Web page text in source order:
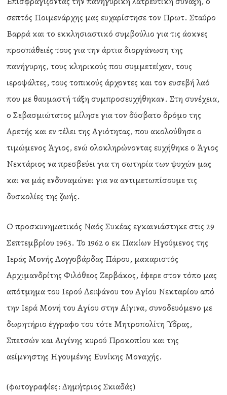
σεπτός Ποιμενάρχης μας ευχαρίστησε τον Πρωτ. Σταύρο
Βαρρά και το εκκλησιαστικό συμβούλιο για τις άοκνες
προσπάθειές τους για την άρτια διοργάνωση της
πανήγυρης, τους κληρικούς που συμμετείχαν, τους
ιεροψάλτες, τους τοπικούς άρχοντες και τον ευσεβή λαό
που με θαυμαστή τάξη συμπροσευχήθηκαν. Στη συνέχεια,
ο Σεβασμιώτατος μίλησε για τον δύσβατο δρόμο της
Αρετής και εν τέλει της Αγιότητας, που ακολούθησε ο
τιμώμενος Άγιος, ενώ ολοκληρώνοντας ευχήθηκε ο Άγιος
Νεκτάριος να πρεσβεύει για τη σωτηρία των ψυχών μας
και να μάς ενδυναμώνει για να αντιμετωπίσουμε τις
δυσκολίες της ζωής.
Ο προσκυνηματικός Ναός Συκέας εγκαινιάστηκε στις 29
Σεπτεμβρίου 1963. Το 1962 ο εκ Πακίων Ηγούμενος της
Ιεράς Μονής Λογγοβάρδας Πάρου, μακαριστός
Αρχιμανδρίτης Φιλόθεος Ζερβάκος, έφερε στον τόπο μας
απότμημα του Ιερού Λειψάνου του Αγίου Νεκταρίου από
την Ιερά Μονή του Αγίου στην Αίγινα, συνοδευόμενο με
δωρητήριο έγγραφο του τότε Μητροπολίτη Ύδρας,
Σπετσών και Αιγίνης κυρού Προκοπίου και της
αείμνηστης Ηγουμένης Ευνίκης Μοναχής.
(φωτογραφίες: Δημήτριος Σκιαδάς)